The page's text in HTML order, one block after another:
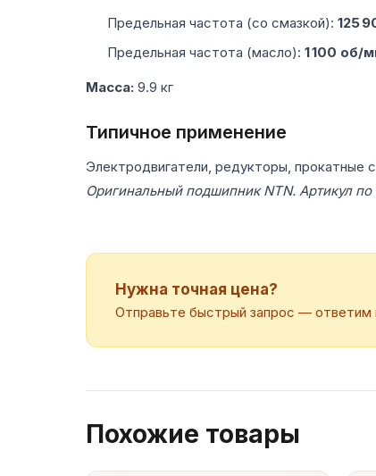
Предельная частота (со смазкой): 125
Предельная частота (масло): 1 100 об/
Масса: 9.9 кг
Типичное применение
Электродвигатели, редукторы, прокатные
Оригинальный подшипник NTN. Артикул
Нужна точная цена?
Отправьте быстрый запрос — ответим
Похожие товары